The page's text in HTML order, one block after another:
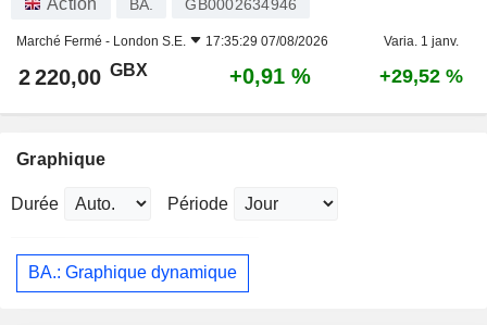
BA. GB0002634946
Marché Fermé - London S.E. 17:35:29 07/08/2026 Varia. 1 janv.
2 220,00 GBX +0,91 % +29,52 %
Graphique
Durée Période
BA.: Graphique dynamique